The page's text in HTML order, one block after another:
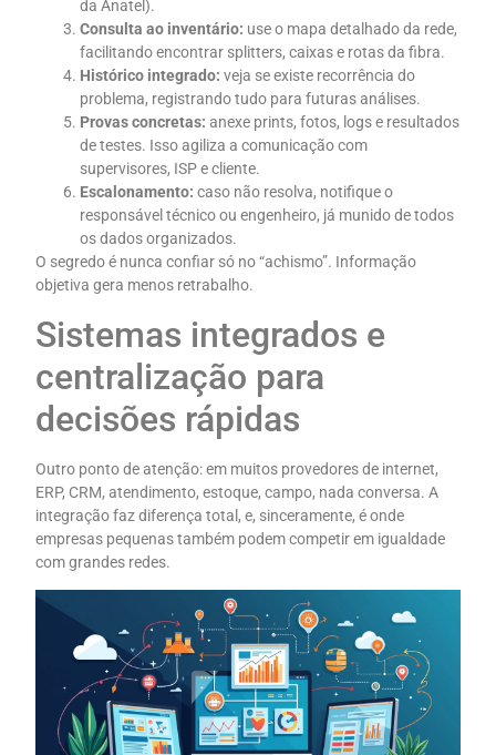
da Anatel).
Consulta ao inventário: use o mapa detalhado da rede,
facilitando encontrar splitters, caixas e rotas da fibra.
Histórico integrado: veja se existe recorrência do
problema, registrando tudo para futuras análises.
Provas concretas: anexe prints, fotos, logs e resultados
de testes. Isso agiliza a comunicação com
supervisores, ISP e cliente.
Escalonamento: caso não resolva, notifique o
responsável técnico ou engenheiro, já munido de todos
os dados organizados.
O segredo é nunca confiar só no “achismo”. Informação
objetiva gera menos retrabalho.
Sistemas integrados e
centralização para
decisões rápidas
Outro ponto de atenção: em muitos provedores de internet,
ERP, CRM, atendimento, estoque, campo, nada conversa. A
integração faz diferença total, e, sinceramente, é onde
empresas pequenas também podem competir em igualdade
com grandes redes.